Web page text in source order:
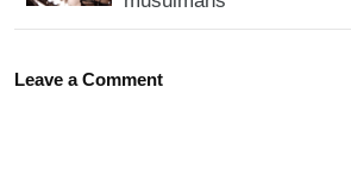
Leave a Comment